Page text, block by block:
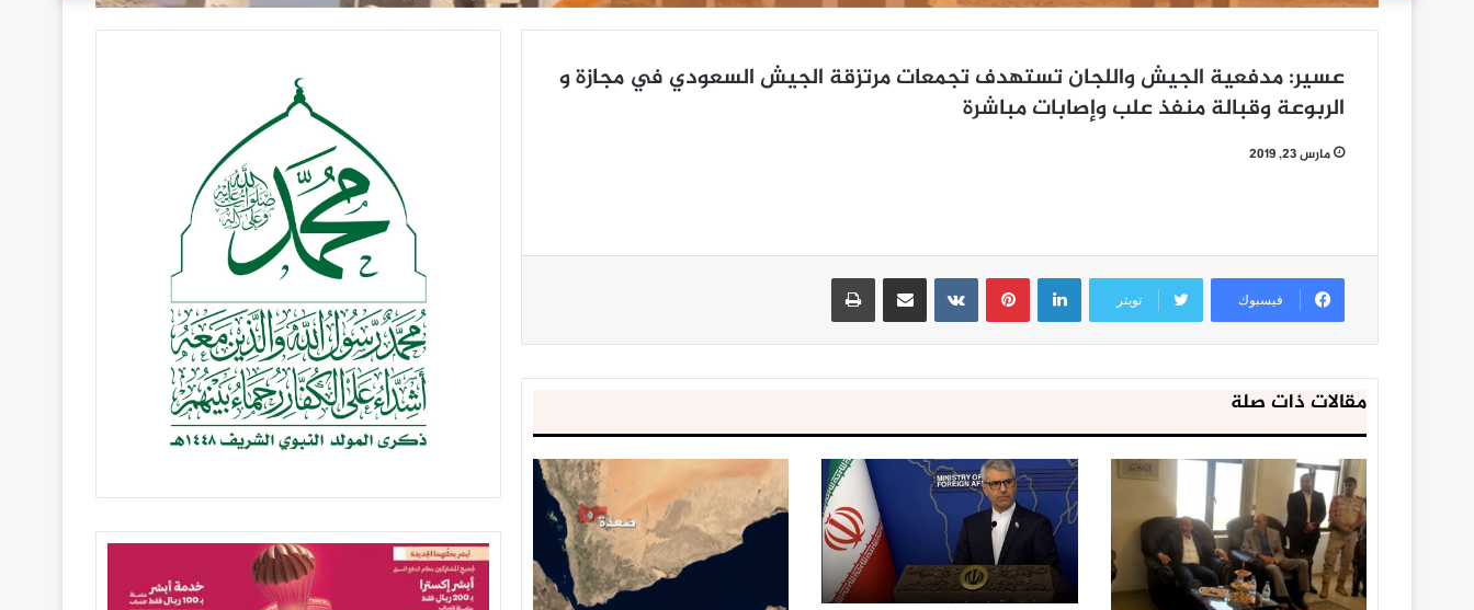
عن
عسير: مدفعية الجيش واللجان تستهدف تجمعات مرتزقة الجيش السعودي في مجازة و
الربوعة وقبالة منفذ علب وإصابات مباشرة
مارس 23, 2019
فيسبوك تويتر
لينكدإنبينتيريست مشاركة عبر البريد طباعة
مقالات ذات صلة